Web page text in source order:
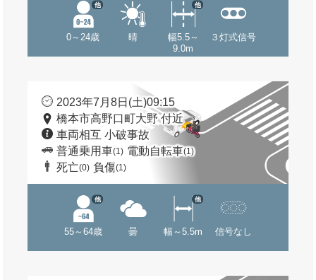
0～24歳
他
晴
幅5.5～
9.0m
他
３灯式信号
2023年7月8日(土)09:15
橋本市高野口町大野 付近
車両相互 小破事故
普通乗用車(1) 電動自転車(1)
死亡(0) 負傷(1)
55～64歳
他
曇 幅～5.5m
他
信号なし